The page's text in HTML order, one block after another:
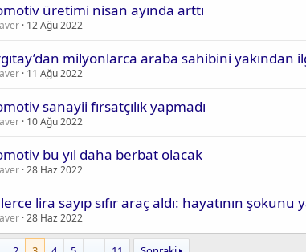
üretimi nisan ayında arttı
12 Ağu 2022
milyonlarca araba sahibini yakından
11 Ağu 2022
sanayii fırsatçılık yapmadı
10 Ağu 2022
bu yıl daha berbat olacak
28 Haz 2022
lira sayıp sıfır araç aldı: hayatının şokunu
28 Haz 2022